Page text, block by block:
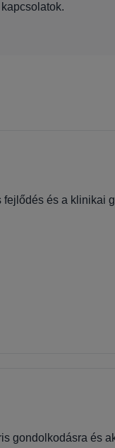
kapcsolatok.
és a klinikai
gondolkodásra és